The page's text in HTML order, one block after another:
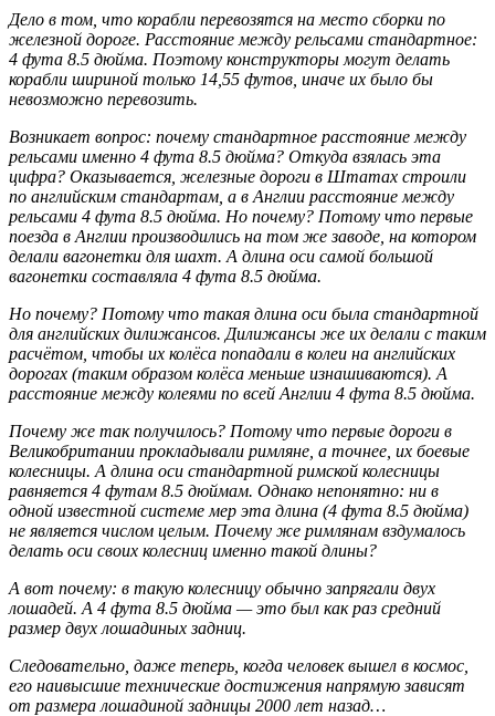
Дело в том, что корабли перевозятся на место сборки по
железной дороге. Расстояние между рельсами стандартное:
4 фута 8.5 дюйма. Поэтому конструкторы могут делать
корабли шириной только 14,55 футов, иначе их было бы
невозможно перевозить.
Возникает вопрос: почему стандартное расстояние между
рельсами именно 4 фута 8.5 дюйма? Откуда взялась эта
цифра? Оказывается, железные дороги в Штатах строили
по английским стандартам, а в Англии расстояние между
рельсами 4 фута 8.5 дюйма. Но почему? Потому что первые
поезда в Англии производились на том же заводе, на котором
делали вагонетки для шахт. А длина оси самой большой
вагонетки составляла 4 фута 8.5 дюйма.
Но почему? Потому что такая длина оси была стандартной
для английских дилижансов. Дилижансы же их делали с таким
расчётом, чтобы их колёса попадали в колеи на английских
дорогах (таким образом колёса меньше изнашиваются). А
расстояние между колеями по всей Англии 4 фута 8.5 дюйма.
Почему же так получилось? Потому что первые дороги в
Великобритании прокладывали римляне, а точнее, их боевые
колесницы. А длина оси стандартной римской колесницы
равняется 4 футам 8.5 дюймам. Однако непонятно: ни в
одной известной системе мер эта длина (4 фута 8.5 дюйма)
не является числом целым. Почему же римлянам вздумалось
делать оси своих колесниц именно такой длины?
А вот почему: в такую колесницу обычно запрягали двух
лошадей. А 4 фута 8.5 дюйма — это был как раз средний
размер двух лошадиных задниц.
Следовательно, даже теперь, когда человек вышел в космос,
его наивысшие технические достижения напрямую зависят
от размера лошадиной задницы 2000 лет назад…